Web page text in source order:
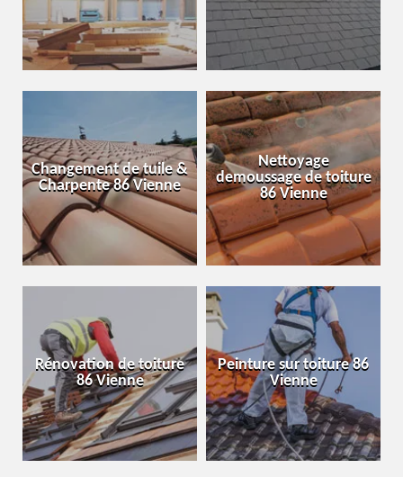
Changement de tuile &
Charpente 86 Vienne
Nettoyage
demoussage de toiture
86 Vienne
Rénovation de toiture
86 Vienne
Peinture sur toiture 86
Vienne